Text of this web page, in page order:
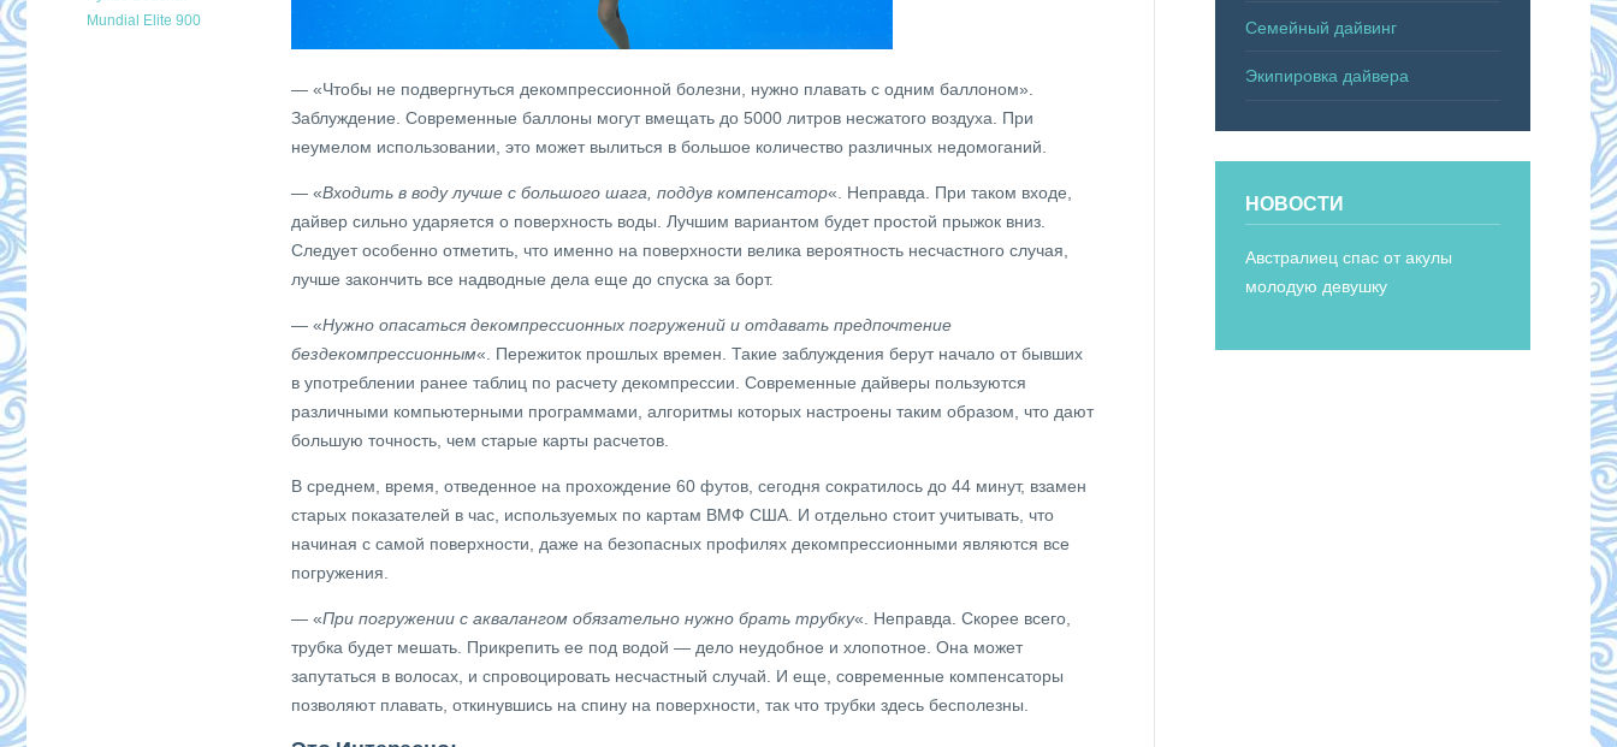
— «Чтобы не подвергнуться декомпрессионной болезни, нужно плавать с одним баллоном».
Заблуждение. Современные баллоны могут вмещать до 5000 литров несжатого воздуха. При
неумелом использовании, это может вылиться в большое количество различных недомоганий.
— «Входить в воду лучше с большого шага, поддув компенсатор«. Неправда. При таком входе,
дайвер сильно ударяется о поверхность воды. Лучшим вариантом будет простой прыжок вниз.
Следует особенно отметить, что именно на поверхности велика вероятность несчастного случая,
лучше закончить все надводные дела еще до спуска за борт.
— «Нужно опасаться декомпрессионных погружений и отдавать предпочтение
бездекомпрессионным«. Пережиток прошлых времен. Такие заблуждения берут начало от бывших
в употреблении ранее таблиц по расчету декомпрессии. Современные дайверы пользуются
различными компьютерными программами, алгоритмы которых настроены таким образом, что дают
большую точность, чем старые карты расчетов.
В среднем, время, отведенное на прохождение 60 футов, сегодня сократилось до 44 минут, взамен
старых показателей в час, используемых по картам ВМФ США. И отдельно стоит учитывать, что
начиная с самой поверхности, даже на безопасных профилях декомпрессионными являются все
погружения.
— «При погружении с аквалангом обязательно нужно брать трубку«. Неправда. Скорее всего,
трубка будет мешать. Прикрепить ее под водой — дело неудобное и хлопотное. Она может
запутаться в волосах, и спровоцировать несчастный случай. И еще, современные компенсаторы
позволяют плавать, откинувшись на спину на поверхности, так что трубки здесь бесполезны.
Mundial Elite 900
Семейный дайвинг
Экипировка дайвера
НОВОСТИ
Австралиец спас от акулы
молодую девушку